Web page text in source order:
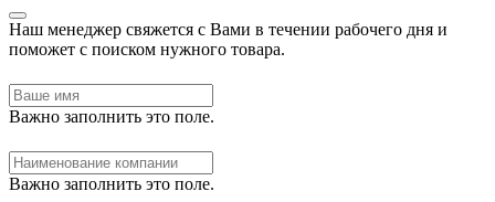
Наш менеджер свяжется с Вами в течении рабочего дня и
поможет с поиском нужного товара.
Важно заполнить это поле.
Важно заполнить это поле.